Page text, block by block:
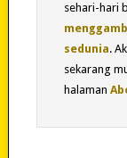
sehari-hari
sedunia.
sekarang
halaman